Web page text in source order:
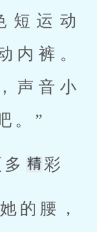
短运动
内裤。
声音小
。”
彩